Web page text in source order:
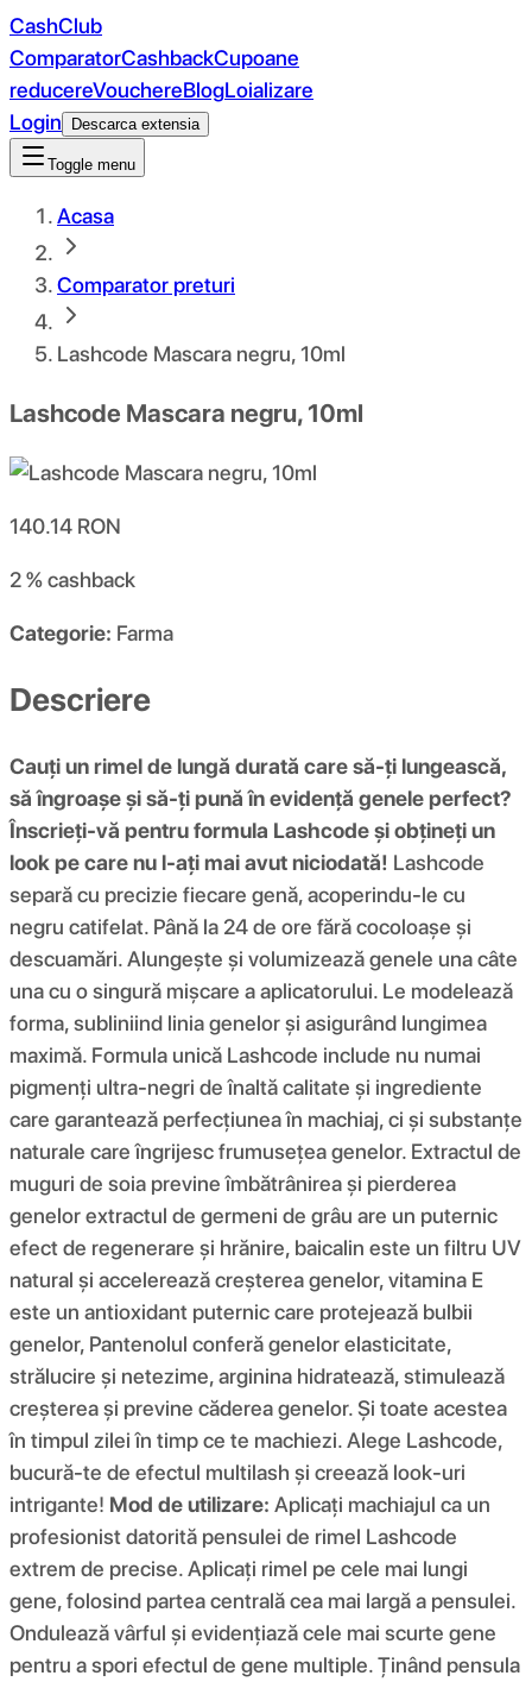
CashClub
ComparatorCashbackCupoane
reducereVouchereBlogLoializare
Login
Descarca extensia
Toggle menu
Acasa
Comparator preturi
Lashcode Mascara negru, 10ml
Lashcode Mascara negru, 10ml
140.14 RON
2 %cashback
Categorie: Farma
Descriere
Cauți un rimel de lungă durată care să-ți lungească,
să îngroașe și să-ți pună în evidență genele perfect?
Înscrieți-vă pentru formula Lashcode și obțineți un
look pe care nu l-ați mai avut niciodată! Lashcode
separă cu precizie fiecare genă, acoperindu-le cu
negru catifelat. Până la 24 de ore fără cocoloașe și
descuamări. Alungește și volumizează genele una câte
una cu o singură mișcare a aplicatorului. Le modelează
forma, subliniind linia genelor și asigurând lungimea
maximă. Formula unică Lashcode include nu numai
pigmenți ultra-negri de înaltă calitate și ingrediente
care garantează perfecțiunea în machiaj, ci și substanțe
naturale care îngrijesc frumusețea genelor. Extractul de
muguri de soia previne îmbătrânirea și pierderea
genelor extractul de germeni de grâu are un puternic
efect de regenerare și hrănire, baicalin este un filtru UV
natural și accelerează creșterea genelor, vitamina E
este un antioxidant puternic care protejează bulbii
genelor, Pantenolul conferă genelor elasticitate,
strălucire și netezime, arginina hidratează, stimulează
creșterea și previne căderea genelor. Și toate acestea
în timpul zilei în timp ce te machiezi. Alege Lashcode,
bucură-te de efectul multilash și creează look-uri
intrigante! Mod de utilizare: Aplicați machiajul ca un
profesionist datorită pensulei de rimel Lashcode
extrem de precise. Aplicați rimel pe cele mai lungi
gene, folosind partea centrală cea mai largă a pensulei.
Ondulează vârful și evidențiază cele mai scurte gene
pentru a spori efectul de gene multiple. Ținând pensula